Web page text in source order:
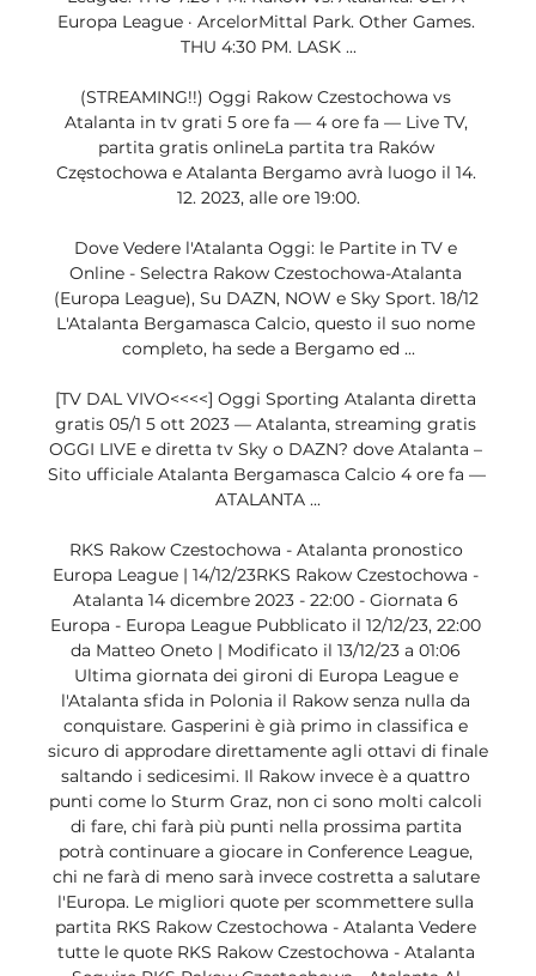
Europa League · ArcelorMittal Park. Other Games.
THU 4:30 PM. LASK ...
(STREAMING!!) Oggi Rakow Czestochowa vs
Atalanta in tv grati 5 ore fa — 4 ore fa — Live TV,
partita gratis onlineLa partita tra Raków
Częstochowa e Atalanta Bergamo avrà luogo il 14.
12. 2023, alle ore 19:00.
Dove Vedere l'Atalanta Oggi: le Partite in TV e
Online - Selectra Rakow Czestochowa-Atalanta
(Europa League), Su DAZN, NOW e Sky Sport. 18/12
L'Atalanta Bergamasca Calcio, questo il suo nome
completo, ha sede a Bergamo ed ...
[TV DAL VIVO<<<<] Oggi Sporting Atalanta diretta
gratis 05/1 5 ott 2023 — Atalanta, streaming gratis
OGGI LIVE e diretta tv Sky o DAZN? dove Atalanta –
Sito ufficiale Atalanta Bergamasca Calcio 4 ore fa —
ATALANTA ...
RKS Rakow Czestochowa - Atalanta pronostico
Europa League | 14/12/23RKS Rakow Czestochowa -
Atalanta 14 dicembre 2023 - 22:00 - Giornata 6
Europa - Europa League Pubblicato il 12/12/23, 22:00
da Matteo Oneto | Modificato il 13/12/23 a 01:06
Ultima giornata dei gironi di Europa League e
l'Atalanta sfida in Polonia il Rakow senza nulla da
conquistare. Gasperini è già primo in classifica e
sicuro di approdare direttamente agli ottavi di finale
saltando i sedicesimi. Il Rakow invece è a quattro
punti come lo Sturm Graz, non ci sono molti calcoli
di fare, chi farà più punti nella prossima partita
potrà continuare a giocare in Conference League,
chi ne farà di meno sarà invece costretta a salutare
l'Europa. Le migliori quote per scommettere sulla
partita RKS Rakow Czestochowa - Atalanta Vedere
tutte le quote RKS Rakow Czestochowa - Atalanta